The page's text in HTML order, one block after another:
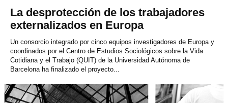
La desprotección de los trabajadores
externalizados en Europa
Un consorcio integrado por cinco equipos investigadores de Europa y
coordinados por el Centro de Estudios Sociológicos sobre la Vida
Cotidiana y el Trabajo (QUIT) de la Universidad Autónoma de
Barcelona ha finalizado el proyecto...